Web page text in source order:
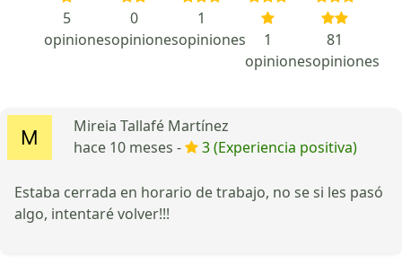
5
opiniones
0
opiniones
1
opiniones
1
opiniones
81
opiniones
Mireia Tallafé Martínez
hace 10 meses -
3 (Experiencia positiva)
Estaba cerrada en horario de trabajo, no se si les pasó
algo, intentaré volver!!!